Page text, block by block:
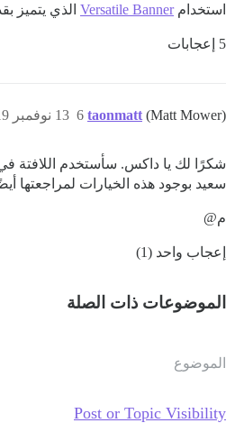
استخدامVersatile Banner الذي يتميز
5 إعجابات
taonmatt (Matt Mower) 13 نوفمبر 2019، 5:47م 6
شكرًا لك يا داكس. سأستخدم اللافتة
سعيد بوجود هذه الخيارات لمراجعتها
م@
إعجاب واحد (1)
الموضوعات ذات الصلة
الموضوع
Post or Topic Visibility